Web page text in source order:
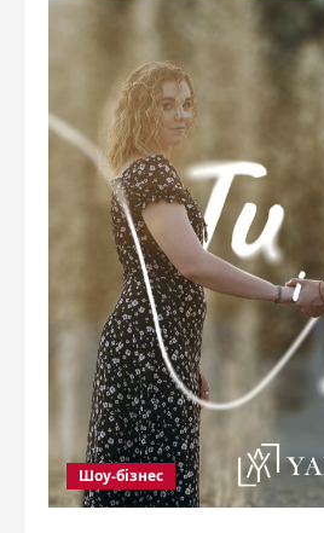
Шоу-бізнес